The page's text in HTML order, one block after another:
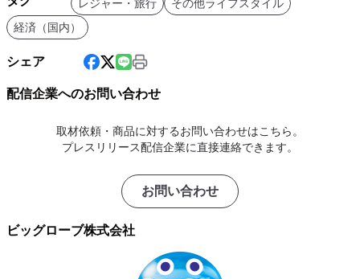
レジャー・旅行
その他ライフスタイル
経済（国内）
シェア
配信企業へのお問い合わせ
取材依頼・商品に対するお問い合わせはこちら。
プレスリリース配信企業に直接連絡できます。
お問い合わせ
ビッグローブ株式会社